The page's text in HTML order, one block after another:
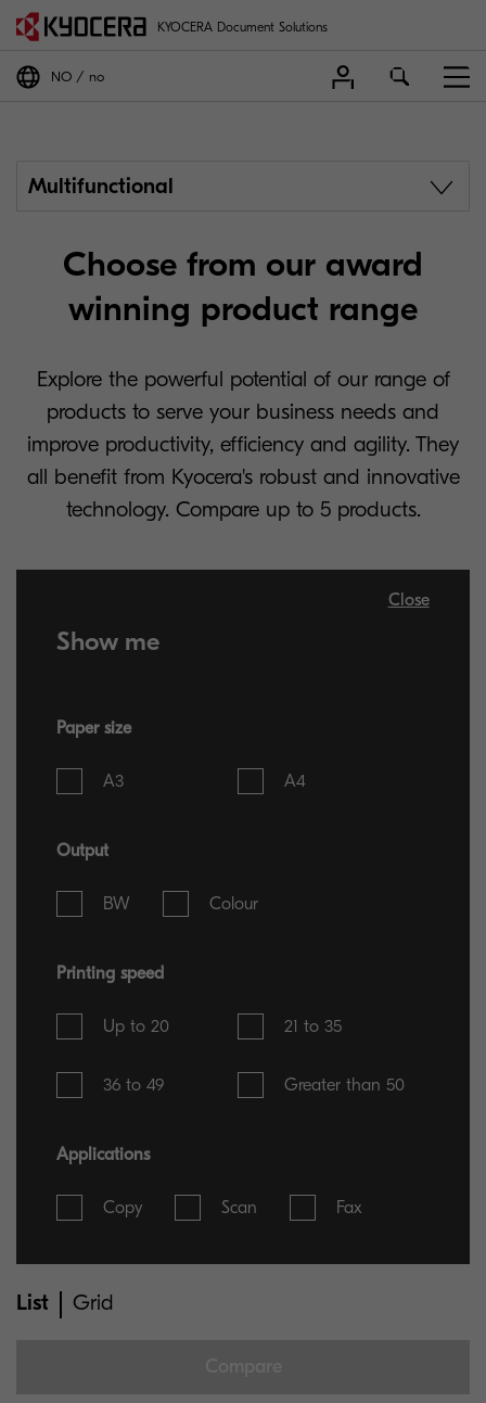
KYOCERA Document Solutions
NO no
Multifunctional
Choose from our award
winning product range
Explore the powerful potential of our range of
products to serve your business needs and
improve productivity, efficiency and agility. They
all benefit from Kyocera's robust and innovative
technology. Compare up to 5 products.
Close
Show me
Paper size
A3 A4
Output
BW Colour
Printing speed
Up to 20 21 to 35
36 to 49 Greater than 50
Applications
Copy Scan Fax
List Grid